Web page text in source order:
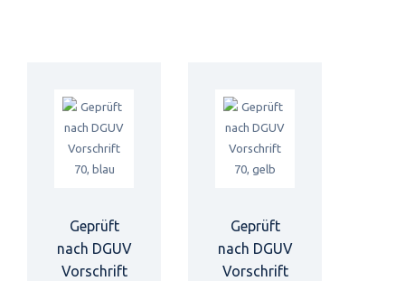
Geprüft
nach DGUV
Vorschrift
Geprüft
nach DGUV
Vorschrift